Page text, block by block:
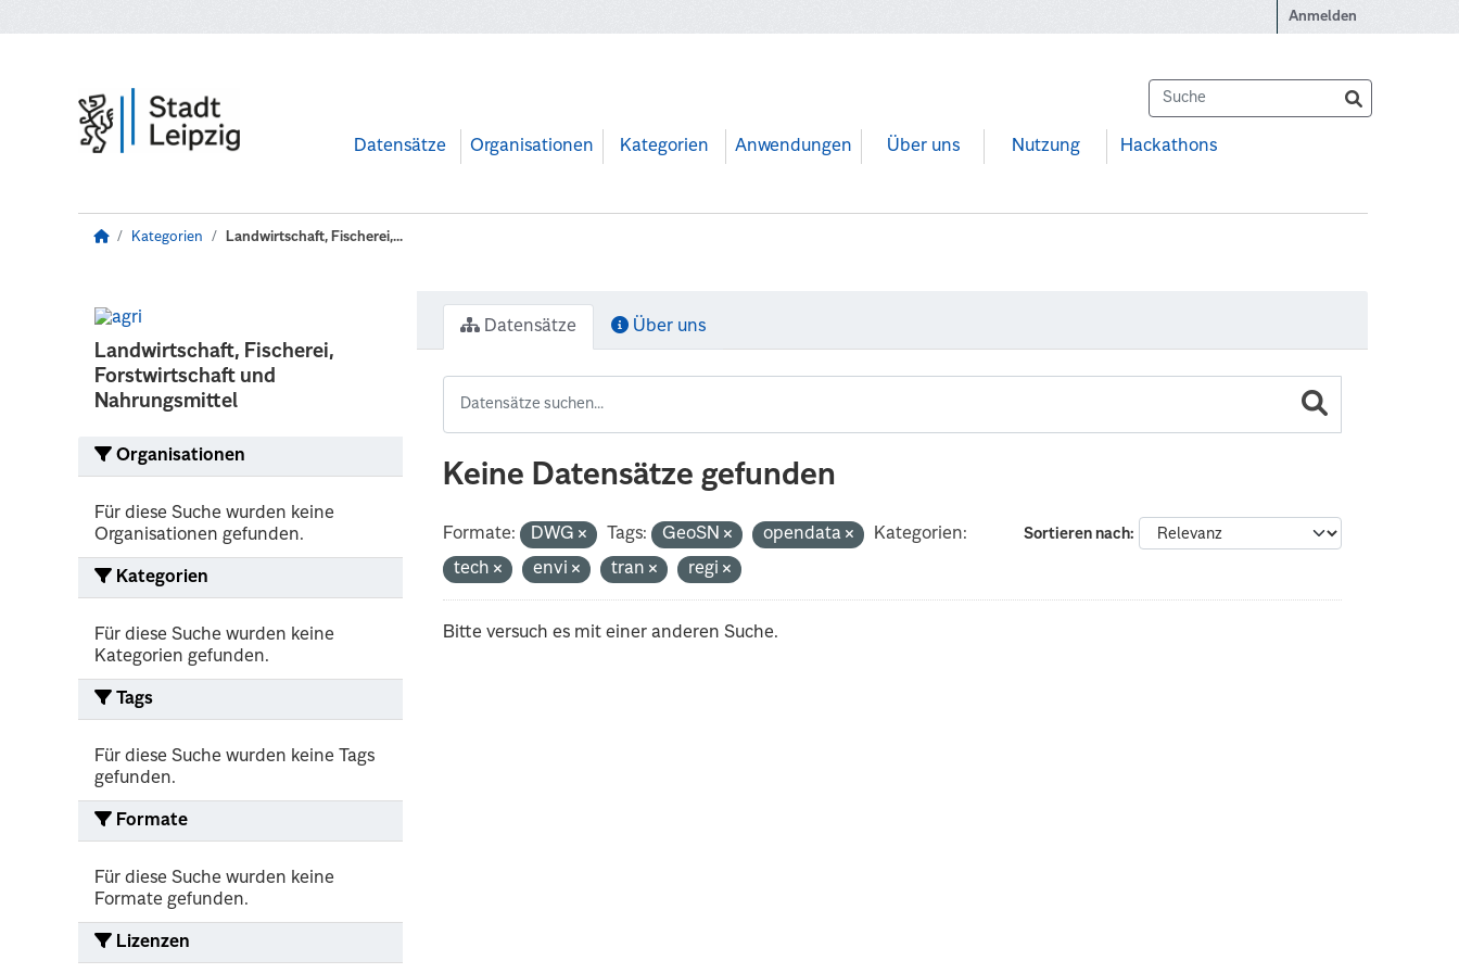
Anmelden
Datensätze Organisationen Kategorien Anwendungen Über uns Nutzung Hackathons
Kategorien Landwirtschaft, Fischerei,...
Landwirtschaft, Fischerei,
Forstwirtschaft und
Nahrungsmittel
Organisationen
Für diese Suche wurden keine
Organisationen gefunden.
Kategorien
Für diese Suche wurden keine
Kategorien gefunden.
Tags
Für diese Suche wurden keine Tags
gefunden.
Formate
Für diese Suche wurden keine
Formate gefunden.
Lizenzen
Datensätze Über uns
Keine Datensätze gefunden
Sortieren nach
Formate: DWG Tags: GeoSN opendata
Kategorien:
tech
envi tran regi
Bitte versuch es mit einer anderen Suche.